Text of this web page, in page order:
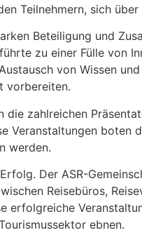
Teilnehmern, sich
Beteiligung und
zu einer Fülle von
von Wissen
vorbereiten.
zahlreichen
Veranstaltungen
werden.
Der ASR-
Reisebüros,
erfolgreiche
ebnen.